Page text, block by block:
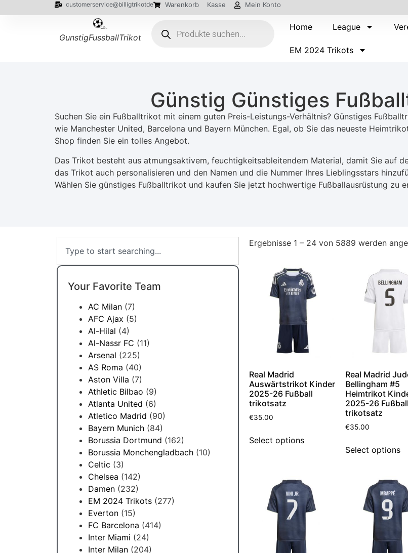
customerservice@billigtrikotde Warenkorb Kasse Mein Konto
GunstigFussballTrikot
Home League
EM 2024 Trikots
Günstig Günstiges
Suchen Sie ein Fußballtrikot mit einem guten Preis-Leistungs-Verhältnis? Günstiges
wie Manchester United, Barcelona und Bayern München. Egal, ob Sie das neueste
Shop finden Sie ein tolles Angebot.
Das Trikot besteht aus atmungsaktivem, feuchtigkeitsableitendem Material, damit Sie auf
das Trikot auch personalisieren und den Namen und die Nummer Ihres Lieblingsstars
Wählen Sie günstiges Fußballtrikot und kaufen Sie jetzt hochwertige Fußballausrüstung zu
Your Favorite Team
AC Milan (7)
AFC Ajax (5)
Al-Hilal (4)
Al-Nassr FC (11)
Arsenal (225)
AS Roma (40)
Aston Villa (7)
Athletic Bilbao (9)
Atlanta United (6)
Atletico Madrid (90)
Bayern Munich (84)
Borussia Dortmund (162)
Borussia Monchengladbach (10)
Celtic (3)
Chelsea (142)
Damen (232)
EM 2024 Trikots (277)
Everton (15)
FC Barcelona (414)
Inter Miami (24)
Inter Milan (204)
Ergebnisse 1 – 24 von 5889 werden
Real Madrid
Auswärtstrikot Kinder
2025-26 Fußball
trikotsatz
€35.00
Select options
Real Madrid
Bellingham #5
Heimtrikot
2025-26 Fußball
trikotsatz
€35.00
Select options